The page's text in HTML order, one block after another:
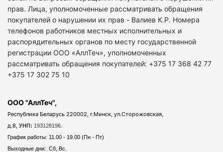
прав. Лица, уполномоченные рассматривать обращения
покупателей о нарушении их прав - Валиев К.Р. Номера
телефонов работников местных исполнительных и
распорядительных органов по месту государственной
регистрации ООО «АллТеч», уполномоченных
рассматривать обращения покупателей: +375 17 368 42 77
+375 17 302 75 10
ООО "АллТеч",
Республика Беларусь 220002, г.Минск, ул.Сторожовская,
д.8, УНП: 193128196.
График работы: 11.00 - 19.00 (Пн - Пт)
Выходные дни: Сб, Вс.